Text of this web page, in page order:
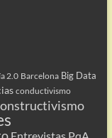
2.0 Barcelona Big Data
conductivismo
Entrevistas PqA